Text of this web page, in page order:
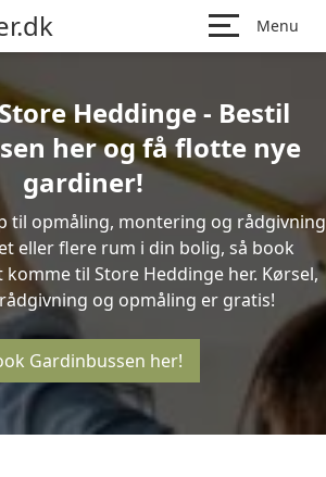
Menu
Heddinge - Bestil
her og få flotte nye
gardiner!
til opmåling, montering og rådgivning
eller flere rum i din bolig, så book
til Store Heddinge her. Kørsel,
og opmåling er gratis!
Gardinbussen her!